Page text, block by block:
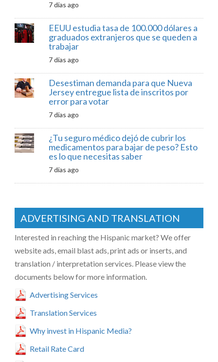
7 días ago
EEUU estudia tasa de 100.000 dólares a
graduados extranjeros que se queden a
trabajar
7 días ago
Desestiman demanda para que Nueva
Jersey entregue lista de inscritos por
error para votar
7 días ago
¿Tu seguro médico dejó de cubrir los
medicamentos para bajar de peso? Esto
es lo que necesitas saber
7 días ago
ADVERTISING AND TRANSLATION
Interested in reaching the Hispanic market? We offer
website ads, email blast ads, print ads or inserts, and
translation / interpretation services. Please view the
documents below for more information.
Advertising Services
Translation Services
Why invest in Hispanic Media?
Retail Rate Card